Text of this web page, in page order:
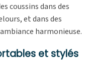
coussins dans des
et dans des
harmonieuse.
et stylés